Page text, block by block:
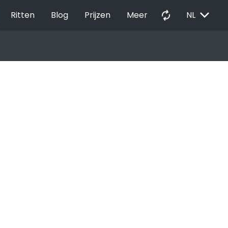
Ritten Blog Prijzen Meer autorenew NL EXPAND_MORE